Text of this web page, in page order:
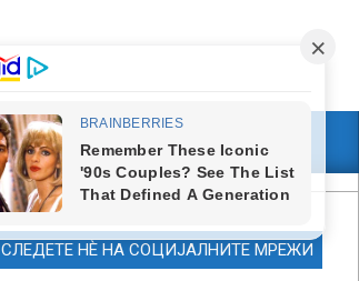
МАРКЕТИНГ
СЛЕДЕТЕ НЀ НА СОЦИЈАЛНИТЕ МРЕЖИ